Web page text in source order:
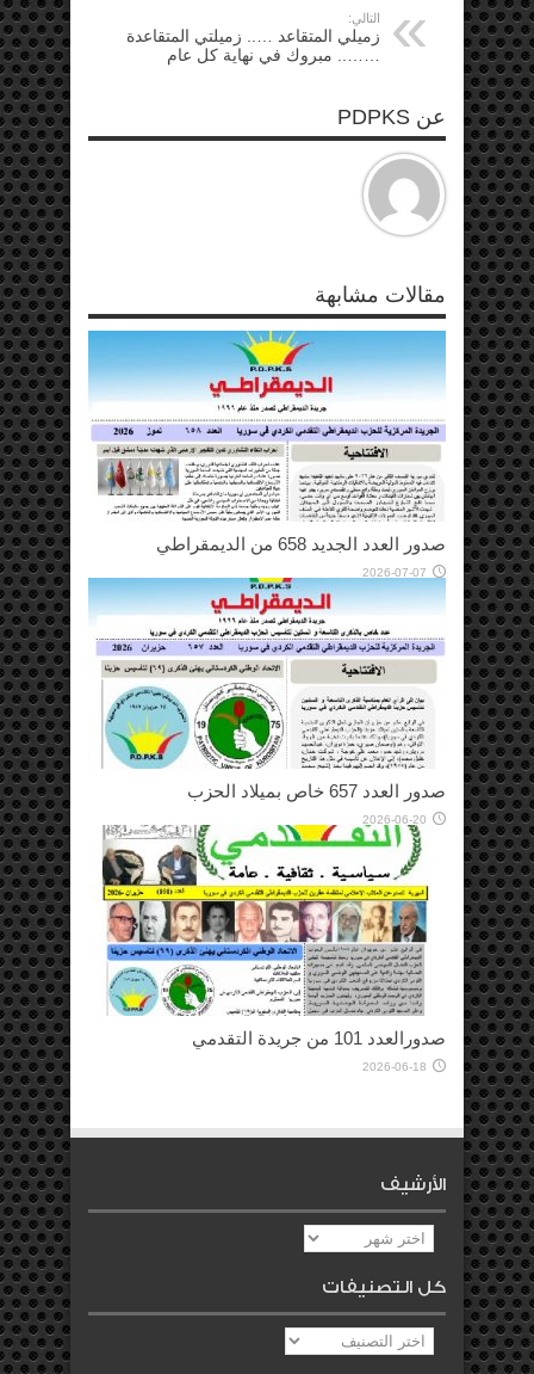
التالي:
زميلي المتقاعد ….. زميلتي المتقاعدة
…….. مبروك في نهاية كل عام
عن PDPKS
مقالات مشابهة
صدور العدد الجديد 658 من الديمقراطي
2026-07-07
صدور العدد 657 خاص بميلاد الحزب
2026-06-20
صدورالعدد 101 من جريدة التقدمي
2026-06-18
الأرشيف
الأرشيف
كل التصنيفات
كل
التصنيفات